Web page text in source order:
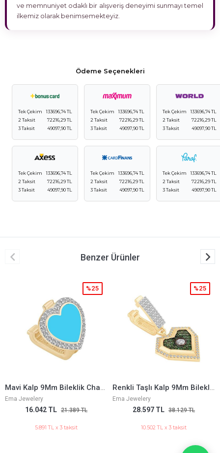
ve memnuniyet odaklı bir alışveriş deneyimi sunmayı temel
ilkemiz olarak benimsemekteyiz.
Ödeme Seçenekleri
Tek Çekim
133696,74 TL
2 Taksit
72216,29 TL
3 Taksit
49097,90 TL
Tek Çekim
133696,74 TL
2 Taksit
72216,29 TL
3 Taksit
49097,90 TL
Tek Çekim
133696,74 TL
2 Taksit
72216,29 TL
3 Taksit
49097,90 TL
Tek Çekim
133696,74 TL
2 Taksit
72216,29 TL
3 Taksit
49097,90 TL
Tek Çekim
133696,74 TL
2 Taksit
72216,29 TL
3 Taksit
49097,90 TL
Tek Çekim
133696,74 TL
2 Taksit
72216,29 TL
3 Taksit
49097,90 TL
Benzer Ürünler
Renkli Taşlı Kalp 9Mm Bileklik Charm
Ema Jewelery
28.597 TL 38.129 TL
%25
10.502 TL x 3 taksit
Siyah Çiçek 9Mm Bileklik Charm
Ema Jewelery
11.508 TL 15.345 TL
%25
4.226 TL x 3 taksit